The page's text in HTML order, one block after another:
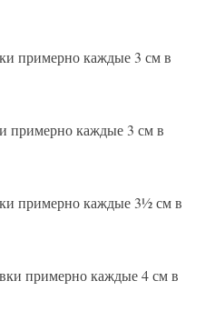
примерно каждые 3 см в
примерно каждые 3 см в
примерно каждые 3½ см в
примерно каждые 4 см в